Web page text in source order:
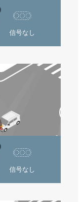
信号なし
信号なし